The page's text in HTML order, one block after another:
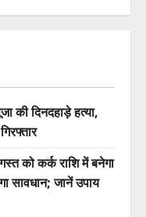
की दिनदहाड़े हत्या,
को कर्क राशि में बनेगा
सावधान; जानें उपाय